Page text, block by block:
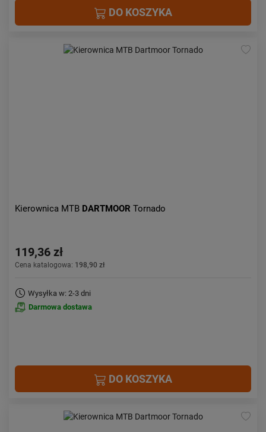
DO KOSZYKA
Kierownica MTB DARTMOOR Tornado
119,36 zł
Cena katalogowa: 198,90 zł
Wysyłka w: 2-3 dni
Darmowa dostawa
DO KOSZYKA